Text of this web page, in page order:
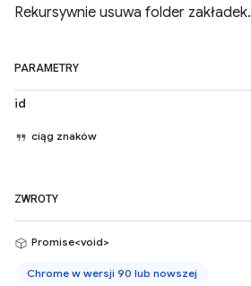
Rekursywnie usuwa folder zakładek.
PARAMETRY
id
ciąg znaków
ZWROTY
Promise<void>
Chrome w wersji 90 lub nowszej